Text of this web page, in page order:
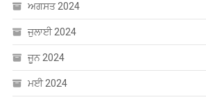
ਅਗਸਤ 2024
ਜੁਲਾਈ 2024
ਜੂਨ 2024
ਮਈ 2024